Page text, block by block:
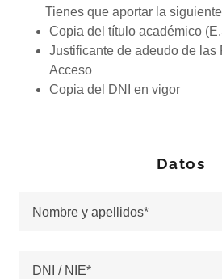
Tienes que aportar la
Copia del título académico
Justificante de adeudo de las
Acceso
Copia del DNI en vigor
Datos
Nombre y apellidos*
DNI / NIE*